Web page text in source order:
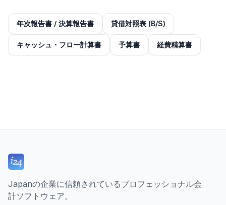
年次報告書 / 決算報告書 貸借対照表 (B/S)
キャッシュ・フロー計算書 予算書 経費精算書
Japanの企業に信頼されているプロフェッショナル会
計ソフトウェア。